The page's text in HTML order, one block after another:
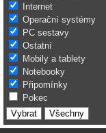
Internet
Operační systémy
PC sestavy
Ostatní
Mobily a tablety
Notebooky
Připomínky
Pokec